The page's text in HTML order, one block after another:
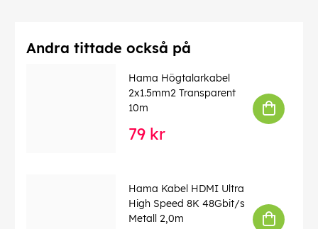
regnmätare/utomhussensor, monteringsutrustning, 4
Andra tittade också på
Hama Högtalarkabel
2x1.5mm2 Transparent
10m
79 kr
Hama Kabel HDMI Ultra
High Speed 8K 48Gbit/s
Metall 2,0m